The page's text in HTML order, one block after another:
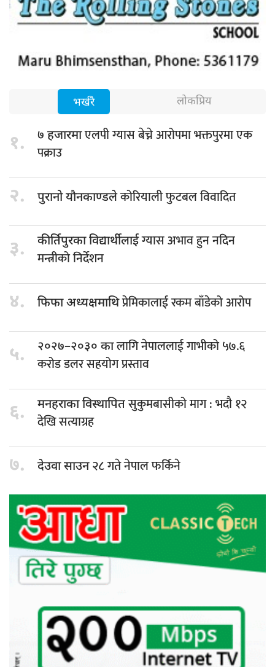
भर्खरै लोकप्रिय
१. ७ हजारमाएलपी ग्यास बेच्ने आरोपमा भक्तपुरमा एक
पक्राउ
२. पुरानो यौनकाण्डलेकोरियाली फुटबल विवादित
३. कीर्तिपुरका विद्यार्थीलाईग्यास अभाव हुन नदिन
मन्त्रीको निर्देशन
४. फिफा अध्यक्षमाथिप्रेमिकालाई रकम बाँडेको आरोप
५. २०२७–२०३० कालागि नेपाललाई गाभीको ५७.६
करोड डलर सहयोग प्रस्ताव
६. मनहराका विस्थापितसुकुमबासीको माग : भदौ १२
देखि सत्याग्रह
७. देउवा साउन२८ गते नेपाल फर्किने